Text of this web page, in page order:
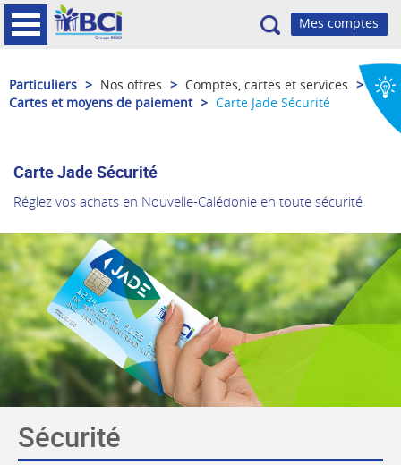
Recherche
Particuliers > Nos offres > Comptes, cartes et services >
Cartes et moyens de paiement > Carte Jade Sécurité
Carte Jade Sécurité
Réglez vos achats en Nouvelle-Calédonie en toute sécurité
Sécurité